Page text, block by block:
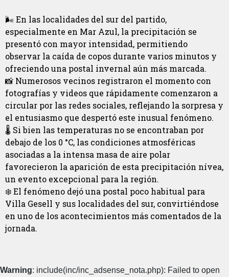
🌬️ En las localidades del sur del partido,
especialmente en Mar Azul, la precipitación se
presentó con mayor intensidad, permitiendo
observar la caída de copos durante varios minutos y
ofreciendo una postal invernal aún más marcada.
📸 Numerosos vecinos registraron el momento con
fotografías y videos que rápidamente comenzaron a
circular por las redes sociales, reflejando la sorpresa y
el entusiasmo que despertó este inusual fenómeno.
🌡️ Si bien las temperaturas no se encontraban por
debajo de los 0 °C, las condiciones atmosféricas
asociadas a la intensa masa de aire polar
favorecieron la aparición de esta precipitación nívea,
un evento excepcional para la región.
❄️ El fenómeno dejó una postal poco habitual para
Villa Gesell y sus localidades del sur, convirtiéndose
en uno de los acontecimientos más comentados de la
jornada.
Warning: include(inc/inc_adsense_nota.php): Failed to open